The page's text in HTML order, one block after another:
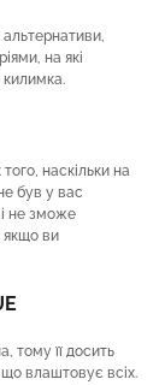
на які
килимка.
наскільки на
був у вас
не зможе
якщо ви
тому її досить
влаштовує всіх.